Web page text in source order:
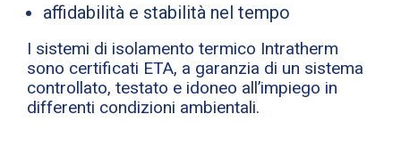
affidabilità e stabilità nel tempo
I sistemi di isolamento termico Intratherm
sono certificati ETA, a garanzia di un sistema
controllato, testato e idoneo all’impiego in
differenti condizioni ambientali.